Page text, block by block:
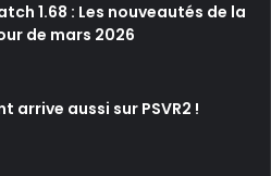
1.68 : Les nouveautés de la
de mars 2026
arrive aussi sur PSVR2 !